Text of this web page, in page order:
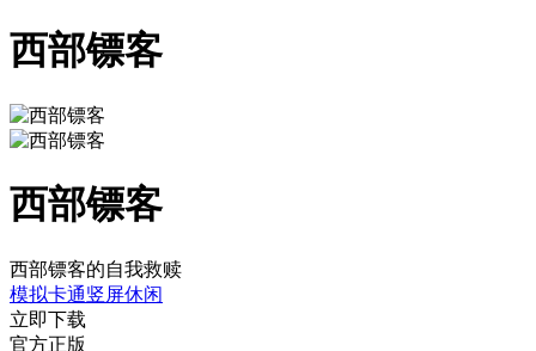
西部镖客
西部镖客
西部镖客的自我救赎
模拟卡通竖屏休闲
立即下载
官方正版